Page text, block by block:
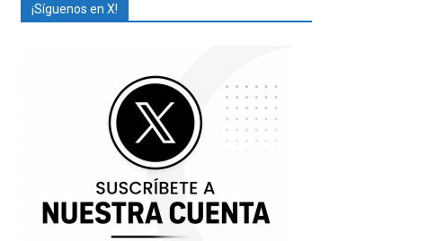
¡Síguenos en X!